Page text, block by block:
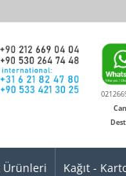
Ürünleri Kağıt -